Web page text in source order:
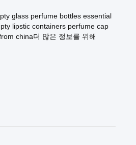
glass perfume bottles essential
lipstic containers perfume cap
china더 많은 정보를 위해